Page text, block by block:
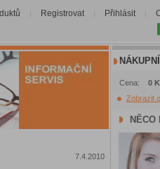
Registrovat Přihlásit
7.4.2010
Cena: 0
Zobrazit
NĚCO